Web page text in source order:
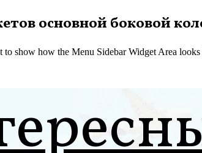
основной боковой
to show how the Menu Sidebar Widget Area